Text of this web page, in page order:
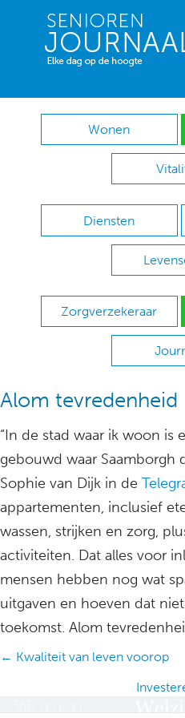
Wonen
Diensten
Zorgverzekeraar
Alom tevredenheid
“In de stad waar ik woon is
gebouwd waar Saamborgh
Sophie van Dijk in de
appartementen, inclusief
wassen, strijken en zorg,
activiteiten. Dat alles voor
mensen hebben nog wat
uitgaven en hoeven dat
toekomst. Alom
Posts
← Kwaliteit van leven voorop